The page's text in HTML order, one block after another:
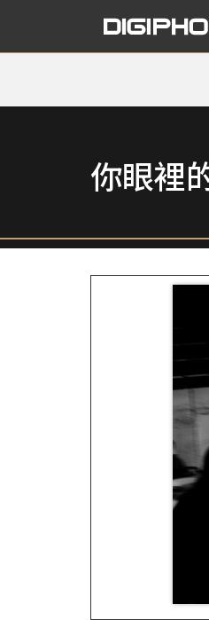
你眼裡